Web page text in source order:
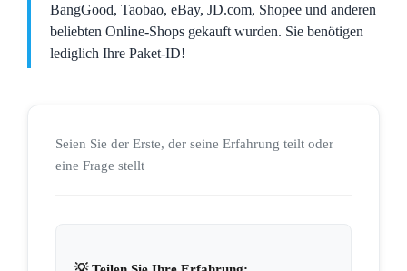
BangGood, Taobao, eBay, JD.com, Shopee und anderen
beliebten Online-Shops gekauft wurden. Sie benötigen
lediglich Ihre Paket-ID!
Seien Sie der Erste, der seine Erfahrung teilt oder
eine Frage stellt